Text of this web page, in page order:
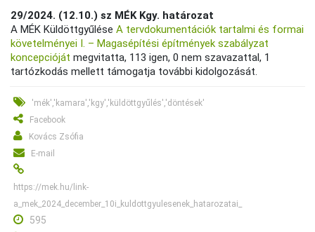
29/2024. (12.10.) sz MÉK Kgy. határozat
A MÉK KüldöttgyűléseA tervdokumentációk tartalmi és formai
követelményei I. – Magasépítési építmények szabályzat
koncepcióját megvitatta, 113 igen, 0 nem szavazattal, 1
tartózkodás mellett támogatja további kidolgozását.
'mék','kamara','kgy','küldöttgyűlés','döntések'
Facebook
Kovács Zsófia
E-mail
https://mek.hu/link-
a_mek_2024_december_10i_kuldottgyulesenek_hatarozatai_
595